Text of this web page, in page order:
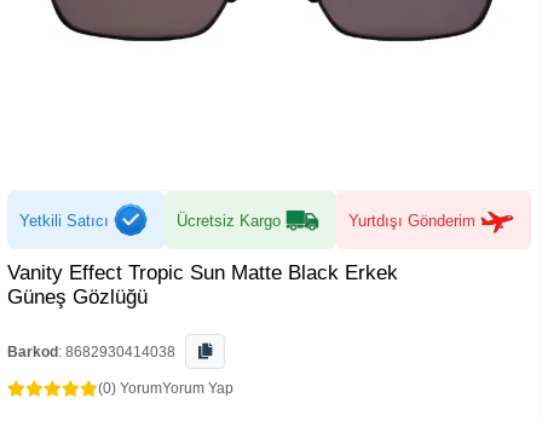
Yetkili Satıcı Ücretsiz Kargo Yurtdışı Gönderim
Vanity Effect Tropic Sun Matte Black Erkek
Güneş Gözlüğü
Barkod : 8682930414038
(0) YorumYorum Yap